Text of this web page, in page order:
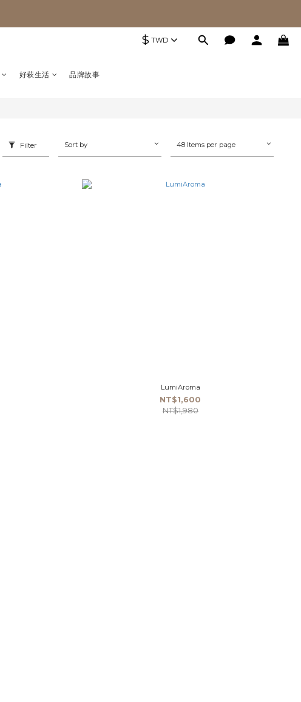
$ TWD
好萩生活 品牌故事
Filter Sort by 48 Items per page
LumiAroma
NT$1,600
NT$1,980